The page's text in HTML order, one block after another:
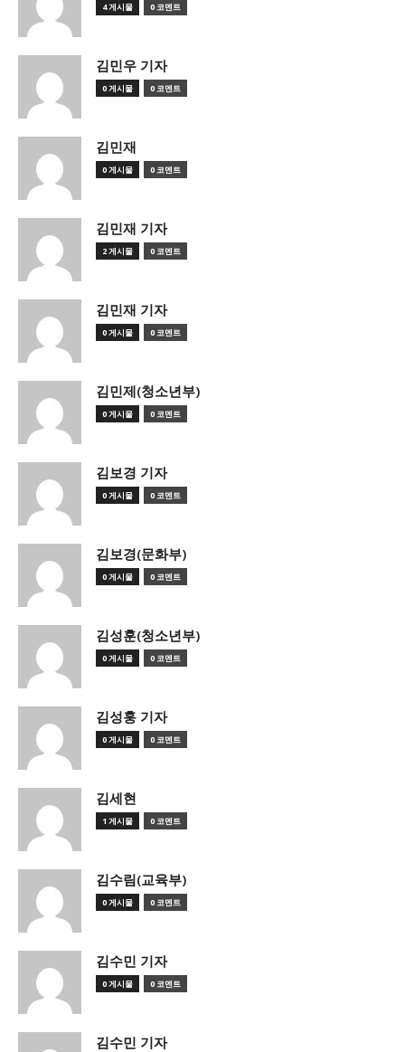
4 게시물 0 코멘트
김민우 기자
0 게시물 0 코멘트
김민재
0 게시물 0 코멘트
김민재 기자
2 게시물 0 코멘트
김민재 기자
0 게시물 0 코멘트
김민제(청소년부)
0 게시물 0 코멘트
김보경 기자
0 게시물 0 코멘트
김보경(문화부)
0 게시물 0 코멘트
김성훈(청소년부)
0 게시물 0 코멘트
김성훙 기자
0 게시물 0 코멘트
김세현
1 게시물 0 코멘트
김수림(교육부)
0 게시물 0 코멘트
김수민 기자
0 게시물 0 코멘트
김수민 기자